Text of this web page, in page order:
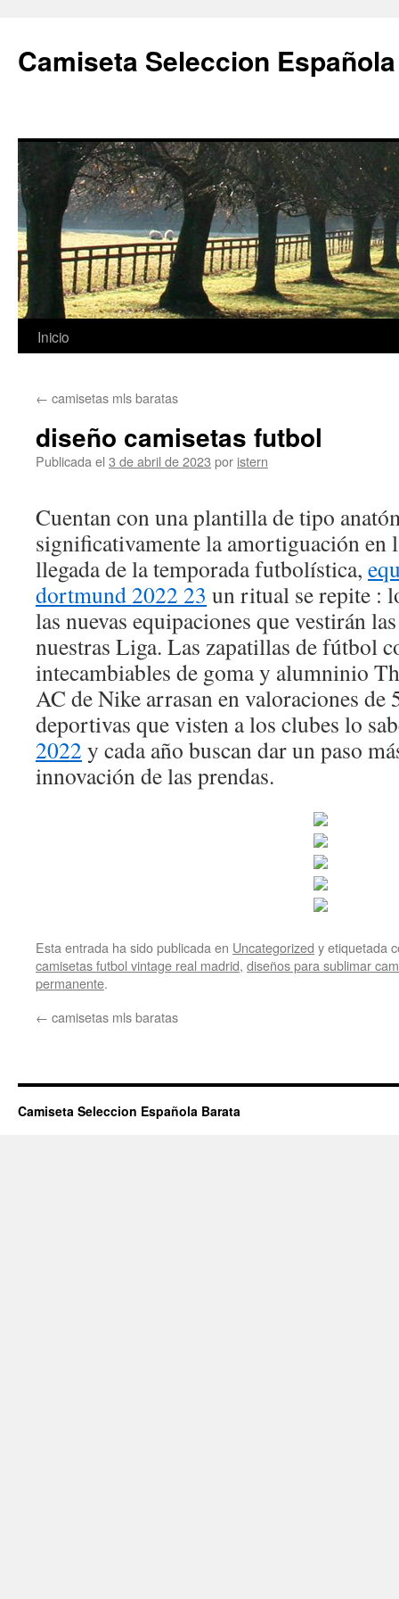
Camiseta Seleccion
Saltar
contenido
Inicio
← camisetas mls baratas
diseño camisetas futbol
Publicada el 3 de abril de 2023 por istern
Cuentan con una plantilla de tipo
significativamente la amortiguación en
llegada de la temporada futbolística,
dortmund 2022 23 un ritual se repite :
las nuevas equipaciones que vestirán
nuestras Liga. Las zapatillas de fútbol
intecambiables de goma y alumninio
AC de Nike arrasan en valoraciones de
deportivas que visten a los clubes lo
2022 y cada año buscan dar un paso
innovación de las prendas.
Esta entrada ha sido publicada en Uncategorized y etiquetada
camisetas futbol vintage real madrid, diseños para sublimar
permanente.
← camisetas mls baratas
Camiseta Seleccion Española Barata